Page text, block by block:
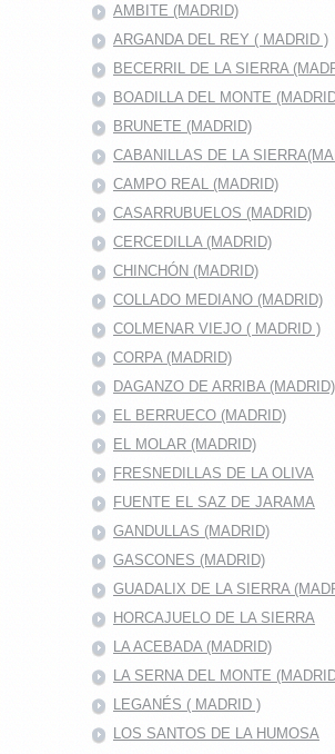
AMBITE (MADRID)
ARGANDA DEL REY ( MADRID )
BECERRIL DE LA SIERRA
BOADILLA DEL MONTE
BRUNETE (MADRID)
CABANILLAS DE LA
CAMPO REAL (MADRID)
CASARRUBUELOS (MADRID)
CERCEDILLA (MADRID)
CHINCHÓN (MADRID)
COLLADO MEDIANO (MADRID)
COLMENAR VIEJO ( MADRID )
CORPA (MADRID)
DAGANZO DE ARRIBA (MADRID)
EL BERRUECO (MADRID)
EL MOLAR (MADRID)
FRESNEDILLAS DE LA OLIVA
FUENTE EL SAZ DE JARAMA
GANDULLAS (MADRID)
GASCONES (MADRID)
GUADALIX DE LA SIERRA
HORCAJUELO DE LA SIERRA
LA ACEBADA (MADRID)
LA SERNA DEL MONTE
LEGANÉS ( MADRID )
LOS SANTOS DE LA HUMOSA